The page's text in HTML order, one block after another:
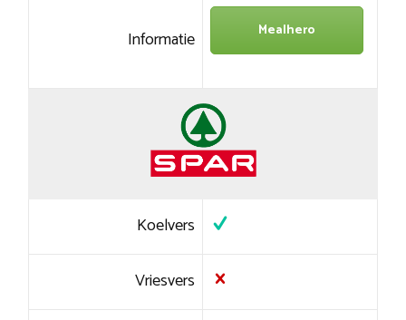
Informatie Mealhero
Koelvers
Vriesvers